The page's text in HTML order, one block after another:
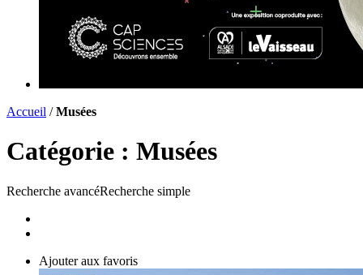
Accueil /Musées
Catégorie : Musées
Recherche avancéRecherche simple
Ajouter aux favoris